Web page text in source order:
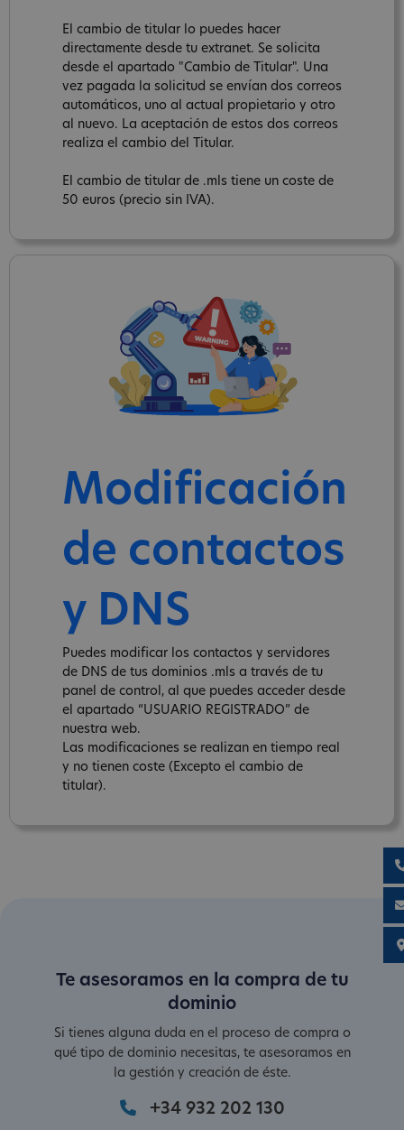
El cambio de titular lo puedes hacer
directamente desde tu extranet. Se solicita
desde el apartado "Cambio de Titular". Una
vez pagada la solicitud se envían dos correos
automáticos, uno al actual propietario y otro
al nuevo. La aceptación de estos dos correos
realiza el cambio del Titular.
El cambio de titular de .mls tiene un coste de
50 euros (precio sin IVA).
Modificación
de contactos
y DNS
Puedes modificar los contactos y servidores
de DNS de tus dominios .mls a través de tu
panel de control, al que puedes acceder desde
el apartado “USUARIO REGISTRADO” de
nuestra web.
Las modificaciones se realizan en tiempo real
y no tienen coste (Excepto el cambio de
titular).
Te asesoramos en la compra de tu
dominio
Si tienes alguna duda en el proceso de compra o
qué tipo de dominio necesitas, te asesoramos en
la gestión y creación de éste.
+34 932 202 130